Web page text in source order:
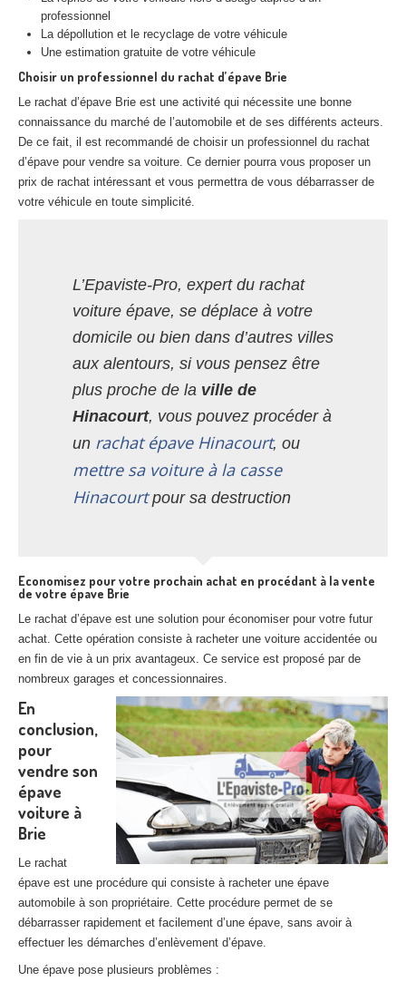
professionnel
La dépollution et le recyclage de votre véhicule
Une estimation gratuite de votre véhicule
Choisir un professionnel du rachat d’épave Brie
Le rachat d’épave Brie est une activité qui nécessite une bonne
connaissance du marché de l’automobile et de ses différents acteurs.
De ce fait, il est recommandé de choisir un professionnel du rachat
d’épave pour vendre sa voiture. Ce dernier pourra vous proposer un
prix de rachat intéressant et vous permettra de vous débarrasser de
votre véhicule en toute simplicité.
L’Epaviste-Pro, expert du rachat
voiture épave, se déplace à votre
domicile ou bien dans d’autres villes
aux alentours, si vous pensez être
plus proche de la ville de
Hinacourt, vous pouvez procéder à
un rachat épave Hinacourt, ou
mettre sa voiture à la casse
Hinacourtpour sa destruction
Economisez pour votre prochain achat en procédant à la vente
de votre épave Brie
Le rachat d’épave est une solution pour économiser pour votre futur
achat. Cette opération consiste à racheter une voiture accidentée ou
en fin de vie à un prix avantageux. Ce service est proposé par de
nombreux garages et concessionnaires.
En
conclusion,
pour
vendre son
épave
voiture à
Brie
Le rachat
épave est une procédure qui consiste à racheter une épave
automobile à son propriétaire. Cette procédure permet de se
débarrasser rapidement et facilement d’une épave, sans avoir à
effectuer les démarches d’enlèvement d’épave.
Une épave pose plusieurs problèmes :